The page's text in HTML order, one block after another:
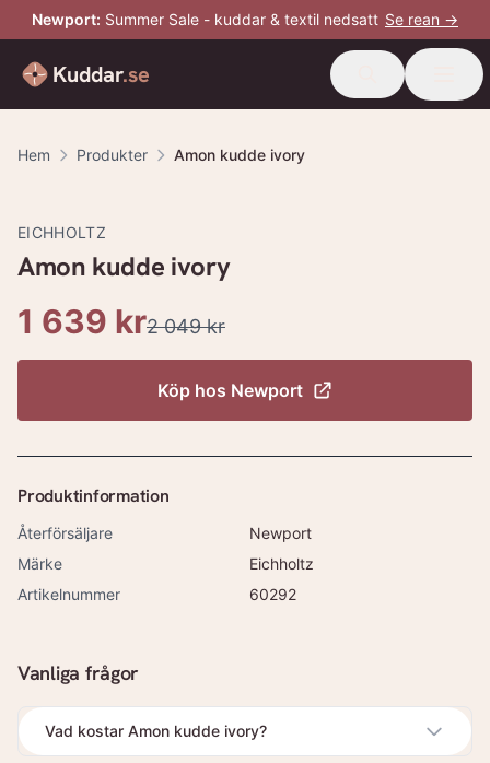
Newport: Summer Sale - kuddar & textil nedsatt Se rean →
Kuddar.se
Hem Produkter Amon kudde ivory
EICHHOLTZ
Amon kudde ivory
1 639 kr2 049 kr
Köp hos Newport
Produktinformation
Återförsäljare
Newport
Märke
Eichholtz
Artikelnummer
60292
Vanliga frågor
Vad kostar Amon kudde ivory?